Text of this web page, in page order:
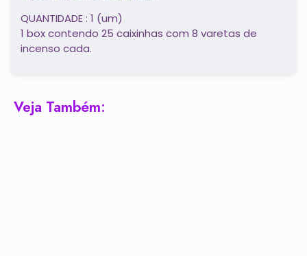
QUANTIDADE : 1 (um)
1 box contendo 25 caixinhas com 8 varetas de
incenso cada.
Veja Também: